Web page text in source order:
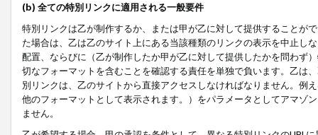
(b) 全ての特別リンクに適用される一般要件
特別リンクは乙が制作するか、または甲が乙に対して提供することが
た場合は、乙は乙のサイト上にある当該種類のリンクの表示を中止し
配置、ならびに（乙が制作したか甲が乙に対して提供したかを問わず
切なフォーマットを含むことを確認する責任を単独で負います。乙は
別リンクは、乙のサイトから直接アクセスしなければなりません。例
他のフォーマットとして表示されます。）をパラメータとしてアマゾ
ません。